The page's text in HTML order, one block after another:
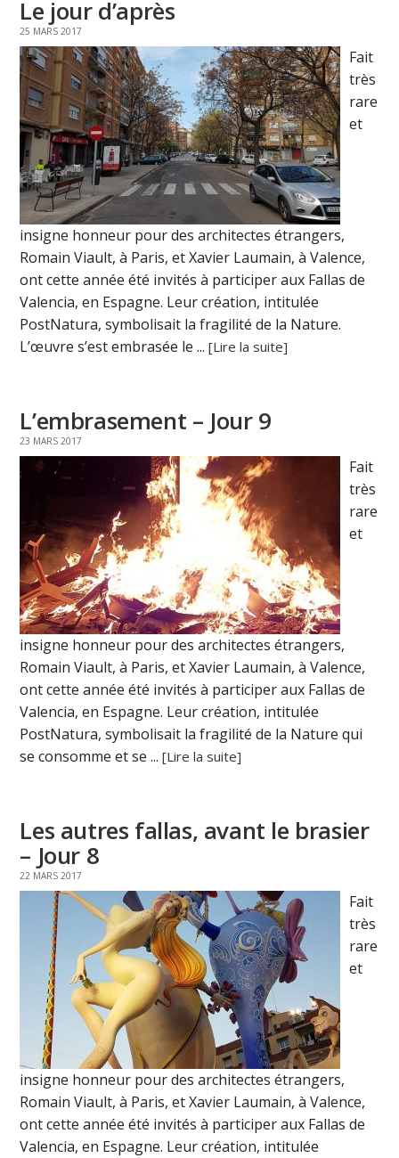
Le jour d’après
25 MARS 2017
Fait
très
rare
et
insigne honneur pour des architectes étrangers,
Romain Viault, à Paris, et Xavier Laumain, à Valence,
ont cette année été invités à participer aux Fallas de
Valencia, en Espagne. Leur création, intitulée
PostNatura, symbolisait la fragilité de la Nature.
L’œuvre s’est embrasée le ...[Lire la suite]
L’embrasement – Jour 9
23 MARS 2017
Fait
très
rare
et
insigne honneur pour des architectes étrangers,
Romain Viault, à Paris, et Xavier Laumain, à Valence,
ont cette année été invités à participer aux Fallas de
Valencia, en Espagne. Leur création, intitulée
PostNatura, symbolisait la fragilité de la Nature qui
se consomme et se ...[Lire la suite]
Les autres fallas, avant le brasier
– Jour 8
22 MARS 2017
Fait
très
rare
et
insigne honneur pour des architectes étrangers,
Romain Viault, à Paris, et Xavier Laumain, à Valence,
ont cette année été invités à participer aux Fallas de
Valencia, en Espagne. Leur création, intitulée